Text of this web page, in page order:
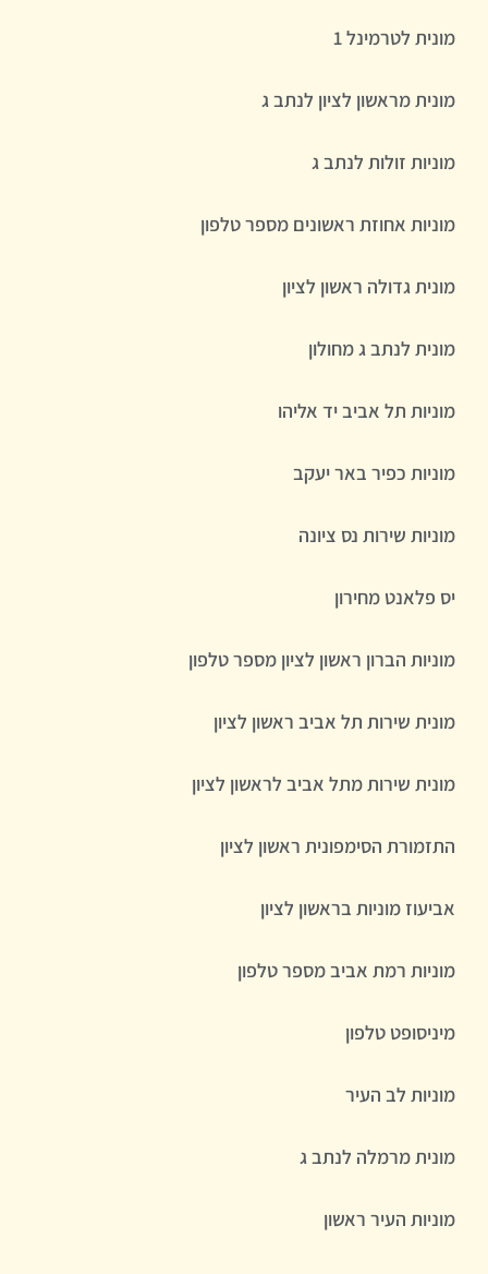
מונית לטרמינל 1
מונית מראשון לציון לנתב ג
מוניות זולות לנתב ג
מוניות אחוזת ראשונים מספר טלפון
מונית גדולה ראשון לציון
מונית לנתב ג מחולון
מוניות תל אביב יד אליהו
מוניות כפיר באר יעקב
מוניות שירות נס ציונה
יס פלאנט מחירון
מוניות הברון ראשון לציון מספר טלפון
מונית שירות תל אביב ראשון לציון
מונית שירות מתל אביב לראשון לציון
התזמורת הסימפונית ראשון לציון
אביעוז מוניות בראשון לציון
מוניות רמת אביב מספר טלפון
מיניסופט טלפון
מוניות לב העיר
מונית מרמלה לנתב ג
מוניות העיר ראשון